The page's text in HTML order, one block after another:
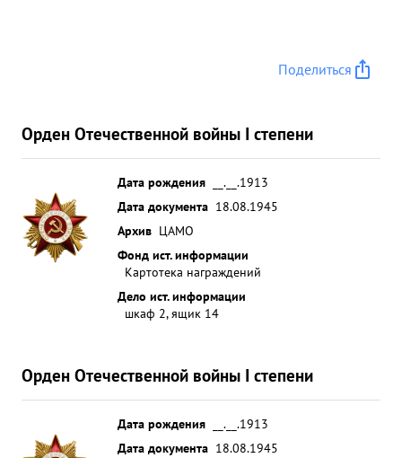
Поделиться
Орден Отечественной войны I степени
Дата рождения
__.__.1913
Дата документа 18.08.1945
Архив ЦАМО
Фонд ист. информации
Картотека награждений
Дело ист. информации
шкаф 2, ящик 14
Орден Отечественной войны I степени
Дата рождения
__.__.1913
Дата документа 18.08.1945